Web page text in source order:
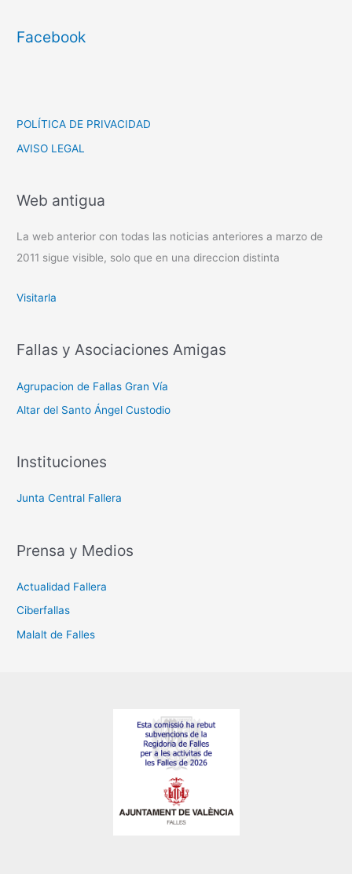
Facebook
POLÍTICA DE PRIVACIDAD
AVISO LEGAL
Web antigua
La web anterior con todas las noticias anteriores a marzo de
2011 sigue visible, solo que en una direccion distinta
Visitarla
Fallas y Asociaciones Amigas
Agrupacion de Fallas Gran Vía
Altar del Santo Ángel Custodio
Instituciones
Junta Central Fallera
Prensa y Medios
Actualidad Fallera
Ciberfallas
Malalt de Falles